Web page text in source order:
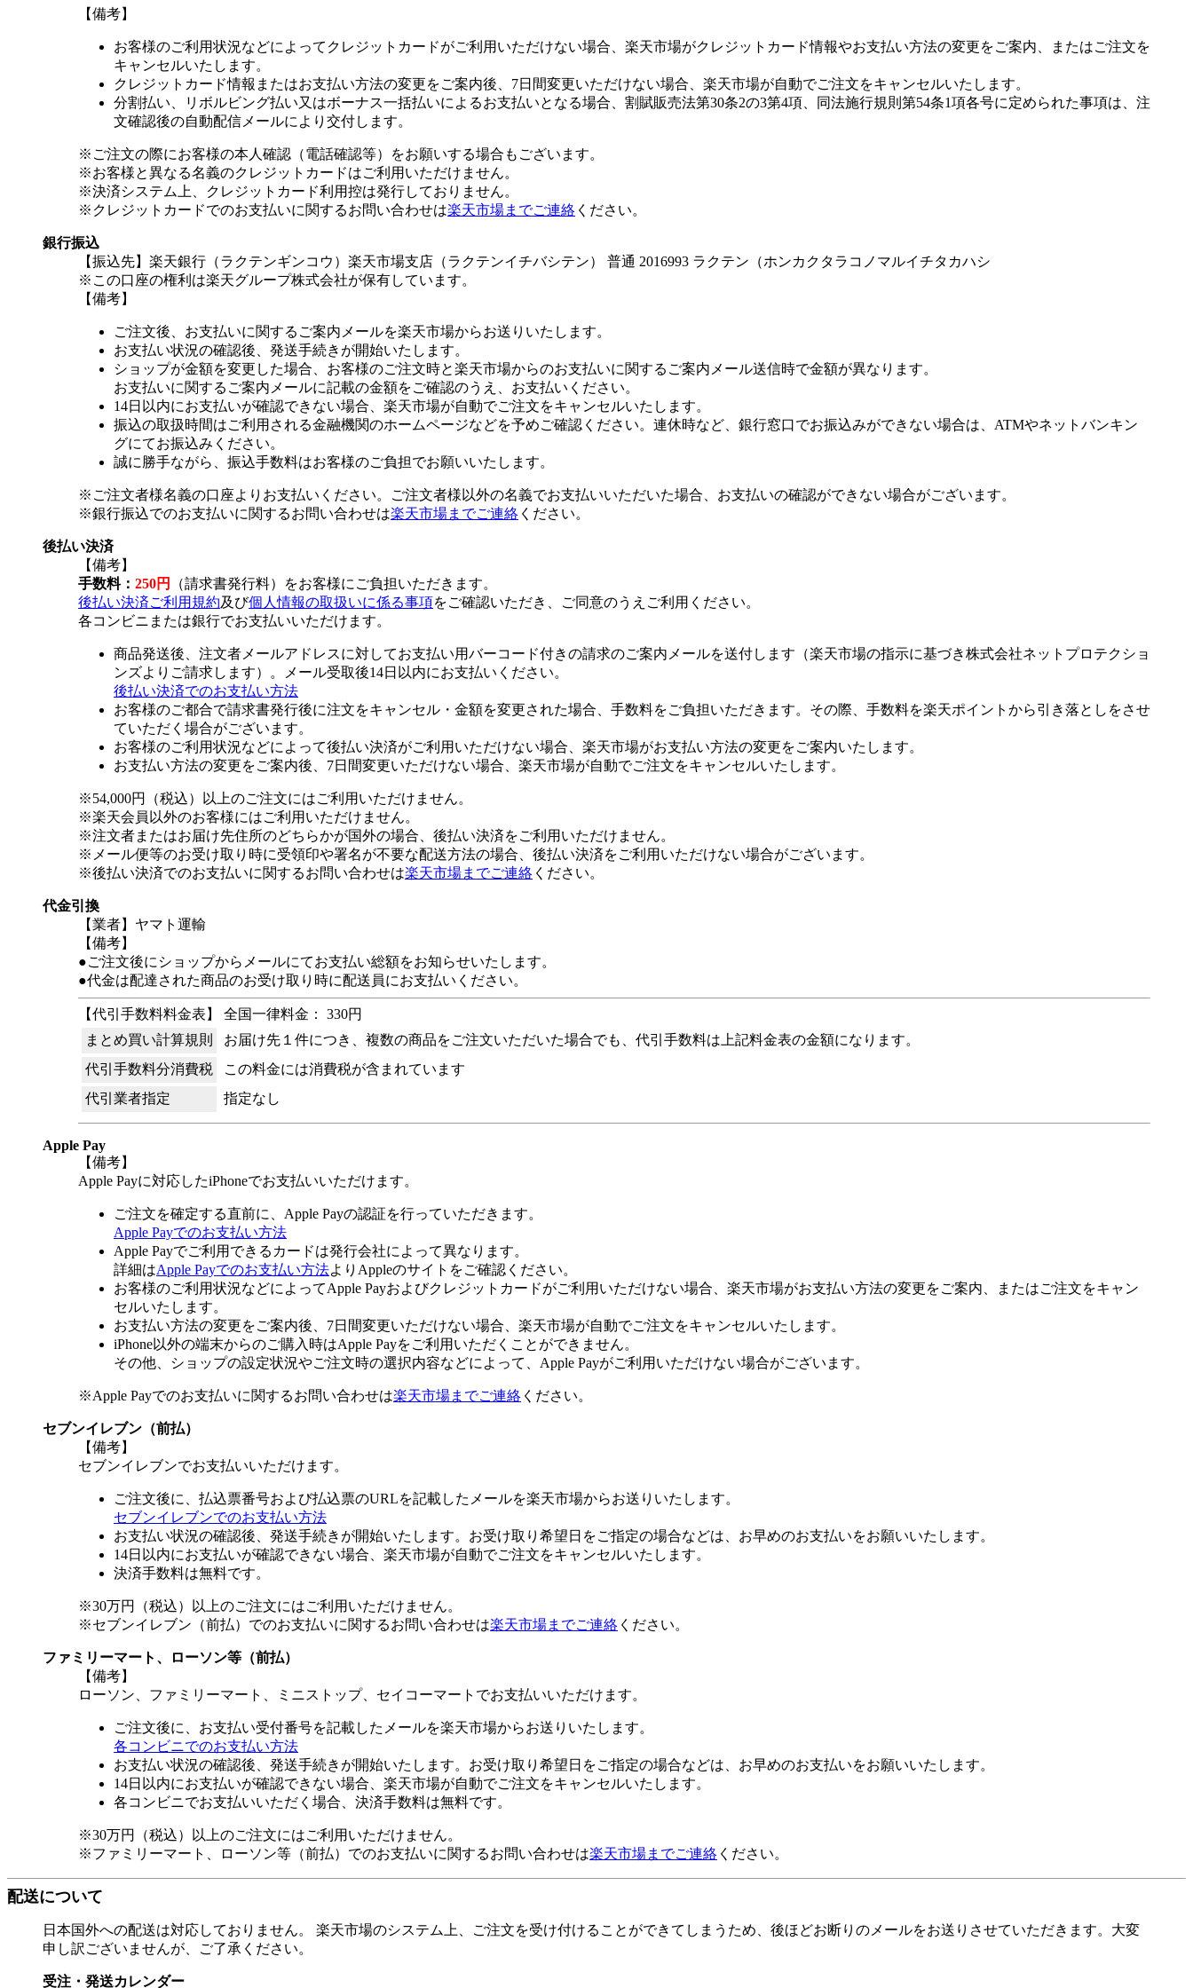
【備考】
お客様のご利用状況などによってクレジットカードがご利用いただけない場合、楽天市場がクレジットカード情報やお支払い方法の変更をご案内、またはご注文を
キャンセルいたします。
クレジットカード情報またはお支払い方法の変更をご案内後、7日間変更いただけない場合、楽天市場が自動でご注文をキャンセルいたします。
分割払い、リボルビング払い又はボーナス一括払いによるお支払いとなる場合、割賦販売法第30条2の3第4項、同法施行規則第54条1項各号に定められた事項は、注
文確認後の自動配信メールにより交付します。
※ご注文の際にお客様の本人確認（電話確認等）をお願いする場合もございます。
※お客様と異なる名義のクレジットカードはご利用いただけません。
※決済システム上、クレジットカード利用控は発行しておりません。
※クレジットカードでのお支払いに関するお問い合わせは楽天市場までご連絡 ください。
銀行振込
【振込先】楽天銀行（ラクテンギンコウ）楽天市場支店（ラクテンイチバシテン） 普通 2016993 ラクテン（ホンカクタラコノマルイチタカハシ
※この口座の権利は楽天グループ株式会社が保有しています。
【備考】
ご注文後、お支払いに関するご案内メールを楽天市場からお送りいたします。
お支払い状況の確認後、発送手続きが開始いたします。
ショップが金額を変更した場合、お客様のご注文時と楽天市場からのお支払いに関するご案内メール送信時で金額が異なります。
お支払いに関するご案内メールに記載の金額をご確認のうえ、お支払いください。
14日以内にお支払いが確認できない場合、楽天市場が自動でご注文をキャンセルいたします。
振込の取扱時間はご利用される金融機関のホームページなどを予めご確認ください。連休時など、銀行窓口でお振込みができない場合は、ATMやネットバンキン
グにてお振込みください。
誠に勝手ながら、振込手数料はお客様のご負担でお願いいたします。
※ご注文者様名義の口座よりお支払いください。ご注文者様以外の名義でお支払いいただいた場合、お支払いの確認ができない場合がございます。
※銀行振込でのお支払いに関するお問い合わせは楽天市場までご連絡 ください。
後払い決済
【備考】
手数料： 250円
（請求書発行料）をお客様にご負担いただきます。
後払い決済ご利用規約及び個人情報の取扱いに係る事項をご確認いただき、ご同意のうえご利用ください。
各コンビニまたは銀行でお支払いいただけます。
商品発送後、注文者メールアドレスに対してお支払い用バーコード付きの請求のご案内メールを送付します（楽天市場の指示に基づき株式会社ネットプロテクショ
ンズよりご請求します）。メール受取後14日以内にお支払いください。
後払い決済でのお支払い方法
お客様のご都合で請求書発行後に注文をキャンセル・金額を変更された場合、手数料をご負担いただきます。その際、手数料を楽天ポイントから引き落としをさせ
ていただく場合がございます。
お客様のご利用状況などによって後払い決済がご利用いただけない場合、楽天市場がお支払い方法の変更をご案内いたします。
お支払い方法の変更をご案内後、7日間変更いただけない場合、楽天市場が自動でご注文をキャンセルいたします。
※54,000円（税込）以上のご注文にはご利用いただけません。
※楽天会員以外のお客様にはご利用いただけません。
※注文者またはお届け先住所のどちらかが国外の場合、後払い決済をご利用いただけません。
※メール便等のお受け取り時に受領印や署名が不要な配送方法の場合、後払い決済をご利用いただけない場合がございます。
※後払い決済でのお支払いに関するお問い合わせは楽天市場までご連絡 ください。
代金引換
【業者】ヤマト運輸
【備考】
●ご注文後にショップからメールにてお支払い総額をお知らせいたします。
●代金は配達された商品のお受け取り時に配送員にお支払いください。
【代引手数料料金表】 全国一律料金： 330円
まとめ買い計算規則
お届け先１件につき、複数の商品をご注文いただいた場合でも、代引手数料は上記料金表の金額になります。
代引手数料分消費税
この料金には消費税が含まれています
代引業者指定
指定なし
Apple Pay
【備考】
Apple Payに対応したiPhoneでお支払いいただけます。
ご注文を確定する直前に、Apple Payの認証を行っていただきます。
Apple Payでのお支払い方法
Apple Payでご利用できるカードは発行会社によって異なります。
詳細はApple Payでのお支払い方法よりAppleのサイトをご確認ください。
お客様のご利用状況などによってApple Payおよびクレジットカードがご利用いただけない場合、楽天市場がお支払い方法の変更をご案内、またはご注文をキャン
セルいたします。
お支払い方法の変更をご案内後、7日間変更いただけない場合、楽天市場が自動でご注文をキャンセルいたします。
iPhone以外の端末からのご購入時はApple Payをご利用いただくことができません。
その他、ショップの設定状況やご注文時の選択内容などによって、Apple Payがご利用いただけない場合がございます。
※Apple Payでのお支払いに関するお問い合わせは楽天市場までご連絡 ください。
セブンイレブン（前払）
【備考】
セブンイレブンでお支払いいただけます。
ご注文後に、払込票番号および払込票のURLを記載したメールを楽天市場からお送りいたします。
セブンイレブンでのお支払い方法
お支払い状況の確認後、発送手続きが開始いたします。お受け取り希望日をご指定の場合などは、お早めのお支払いをお願いいたします。
14日以内にお支払いが確認できない場合、楽天市場が自動でご注文をキャンセルいたします。
決済手数料は無料です。
※30万円（税込）以上のご注文にはご利用いただけません。
※セブンイレブン（前払）でのお支払いに関するお問い合わせは楽天市場までご連絡 ください。
ファミリーマート、ローソン等（前払）
【備考】
ローソン、ファミリーマート、ミニストップ、セイコーマートでお支払いいただけます。
ご注文後に、お支払い受付番号を記載したメールを楽天市場からお送りいたします。
各コンビニでのお支払い方法
お支払い状況の確認後、発送手続きが開始いたします。お受け取り希望日をご指定の場合などは、お早めのお支払いをお願いいたします。
14日以内にお支払いが確認できない場合、楽天市場が自動でご注文をキャンセルいたします。
各コンビニでお支払いいただく場合、決済手数料は無料です。
※30万円（税込）以上のご注文にはご利用いただけません。
※ファミリーマート、ローソン等（前払）でのお支払いに関するお問い合わせは楽天市場までご連絡 ください。
配送について
日本国外への配送は対応しておりません。 楽天市場のシステム上、ご注文を受け付けることができてしまうため、後ほどお断りのメールをお送りさせていただきます。大変
申し訳ございませんが、ご了承ください。
受注・発送カレンダー